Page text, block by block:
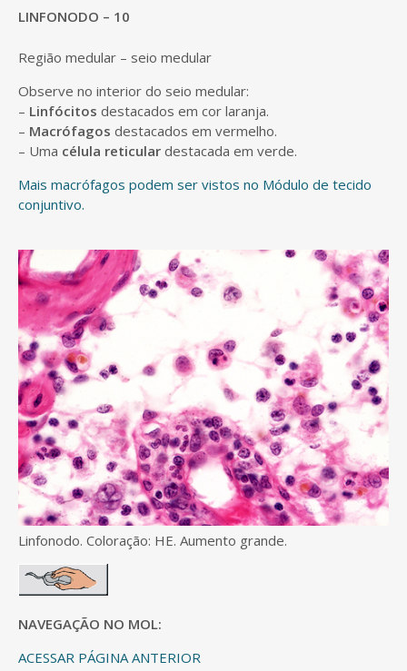
o
n
t
e
n
t
LINFONODO – 10
Região medular – seio medular
Observe no interior do seio medular:
– Linfócitos destacados em cor laranja.
– Macrófagos destacados em vermelho.
– Uma célula reticular destacada em verde.
Mais macrófagos podem ser vistos no Módulo de tecido
conjuntivo.
Linfonodo. Coloração: HE. Aumento grande.
NAVEGAÇÃO NO MOL:
ACESSAR PÁGINA ANTERIOR